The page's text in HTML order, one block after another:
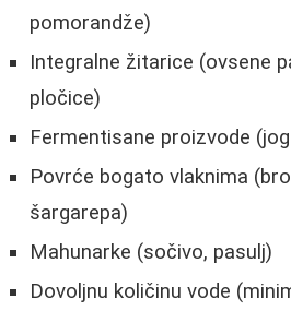
pomorandže)
Integralne žitarice (ovsene
pločice)
Fermentisane proizvode
Povrće bogato vlaknima
šargarepa)
Mahunarke (sočivo, pasulj)
Dovoljnu količinu vode